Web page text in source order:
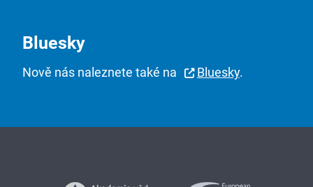
Bluesky
Nově nás naleznete také na Bluesky.